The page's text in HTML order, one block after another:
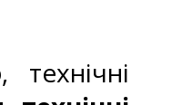
, технічні